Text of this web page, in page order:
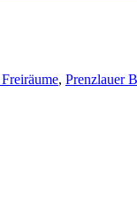
, Prenzlauer